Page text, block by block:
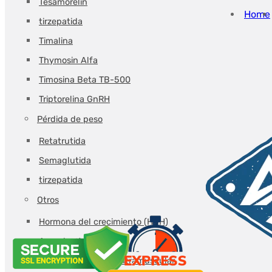
tirzepatida
Timalina
Thymosin Alfa
Timosina Beta TB-500
Triptorelina GnRH
Pérdida de peso
Retatrutida
Semaglutida
tirzepatida
Otros
Hormona del crecimiento (HGH)
Agua bacteriostática
Jeringas inyección intramuscular
MEDICAL
Home